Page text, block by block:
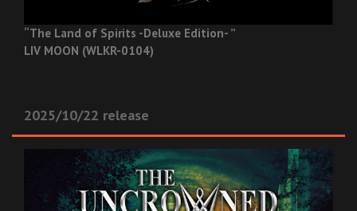
“The Land of Spirits -Deluxe Edition- ”
LIV MOON (WLKR-0104)
2025/10/22 release